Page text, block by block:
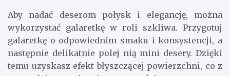
Aby nadać deserom połysk i elegancję, można
wykorzystać galaretkę w roli szkliwa. Przygotuj
galaretkę o odpowiednim smaku i konsystencji, a
następnie delikatnie polej nią mini desery. Dzięki
temu uzyskasz efekt błyszczącej powierzchni, co z